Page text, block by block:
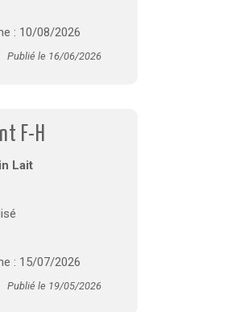
: 10/08/2026
Publié le 16/06/2026
F-H
Lait
: 15/07/2026
Publié le 19/05/2026